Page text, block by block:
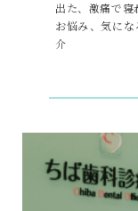
出た、激痛で
お悩み、気に
介